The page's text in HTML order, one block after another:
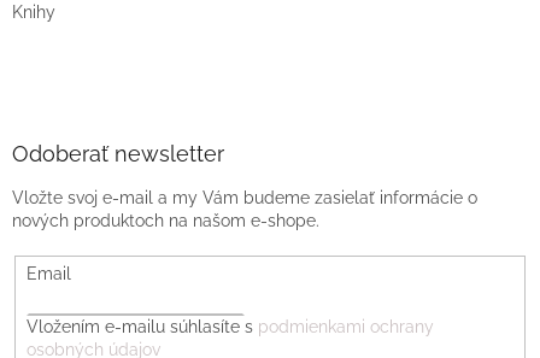
Knihy
Odoberať newsletter
Vložte svoj e-mail a my Vám budeme zasielať informácie o
nových produktoch na našom e-shope.
Email
Vložením e-mailu súhlasíte s podmienkami ochrany
osobných údajov